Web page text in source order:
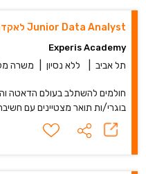
Junior Data Analyst לאקדמאים עם ראש אנליטי
Experis Academy
תל אביב ללא נסיון משרה
חולמים להשתלב בעולם הדאטה
בוגרי/ות תואר מצטיינים עם